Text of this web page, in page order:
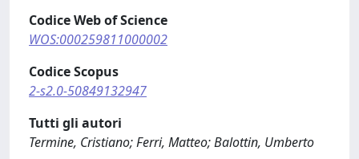
Codice Web of Science
WOS:000259811000002
Codice Scopus
2-s2.0-50849132947
Tutti gli autori
Termine, Cristiano; Ferri, Matteo; Balottin, Umberto